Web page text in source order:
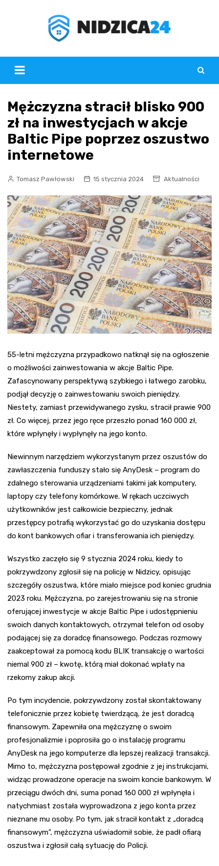
Mężczyzna stracił blisko 900
zł na inwestycjach w akcje
Baltic Pipe poprzez oszustwo
internetowe
Tomasz Pawłowski 15 stycznia 2024 Aktualności
55-letni mężczyzna przypadkowo natknął się na ogłoszenie
o możliwości zainwestowania w akcje Baltic Pipe.
Zafascynowany perspektywą szybkiego i łatwego zarobku,
podjął decyzję o zainwestowaniu swoich pieniędzy.
Niestety, zamiast przewidywanego zysku, stracił prawie 900
zł. Co więcej, przez jego ręce przeszło ponad 160 000 zł,
które wpłynęły i wypłynęły na jego konto.
Niewinnym narzędziem wykorzystanym przez oszustów do
zawłaszczenia funduszy stało się AnyDesk – program do
zdalnego sterowania urządzeniami takimi jak komputery,
laptopy czy telefony komórkowe. W rękach uczciwych
użytkowników jest całkowicie bezpieczny, jednak
przestępcy potrafią wykorzystać go do uzyskania dostępu
do kont bankowych ofiar i transferowania ich pieniędzy.
Wszystko zaczęło się 9 stycznia 2024 roku, kiedy to
pokrzywdzony zgłosił się na policję w Nidzicy, opisując
szczegóły oszustwa, które miało miejsce pod koniec grudnia
2023 roku. Mężczyzna, po zarejestrowaniu się na stronie
oferującej inwestycje w akcje Baltic Pipe i udostępnieniu
swoich danych kontaktowych, otrzymał telefon od osoby
podającej się za doradcę finansowego. Podczas rozmowy
zaakceptował za pomocą kodu BLIK transakcję o wartości
niemal 900 zł – kwotę, którą miał dokonać wpłaty na
rzekomy zakup akcji.
Po tym incydencie, pokrzywdzony został skontaktowany
telefonicznie przez kobietę twierdzącą, że jest doradcą
finansowym. Zapewniła ona mężczyznę o swoim
profesjonalizmie i poprosiła go o instalację programu
AnyDesk na jego komputerze dla lepszej realizacji transakcji.
Mimo to, mężczyzna postępował zgodnie z jej instrukcjami,
widząc prowadzone operacje na swoim koncie bankowym. W
przeciągu dwóch dni, suma ponad 160 000 zł wpłynęła i
natychmiast została wyprowadzona z jego konta przez
nieznane mu osoby. Po tym, jak stracił kontakt z „doradcą
finansowym”, mężczyzna uświadomił sobie, że padł ofiarą
oszustwa i zgłosił całą sytuację do Policji.